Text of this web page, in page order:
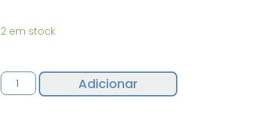
2 em stock
Quantidade
de
Adicionar